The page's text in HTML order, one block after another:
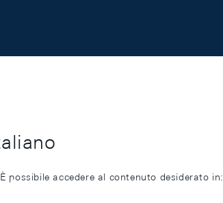
possibile accedere al contenuto desiderato in: